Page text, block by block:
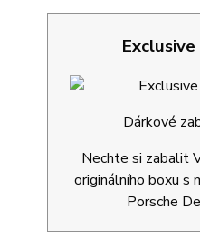
Exclusive
Dárkové
Nechte si zabalit
originálního boxu s
Porsche